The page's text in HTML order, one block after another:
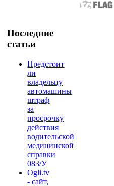
Последние
статьи
Предстоит
ли
владельцу
автомашины
штраф
за
просрочку
действия
водительской
медицинской
справки
083/У
Ogli.tv
- сайт,